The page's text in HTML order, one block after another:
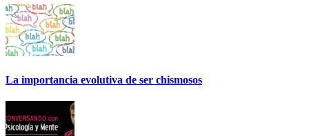
La importancia evolutiva de ser chismosos